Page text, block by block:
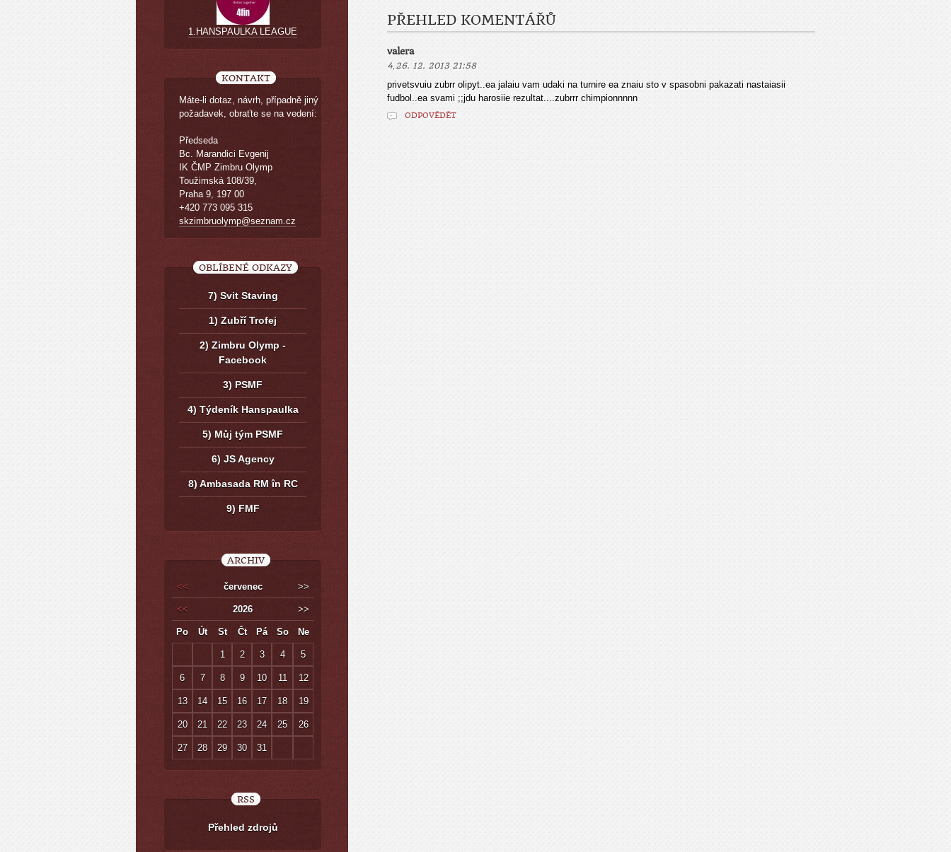
PŘEHLED KOMENTÁŘŮ
valera
4, 26. 12. 2013 21:58
privetsvuiu zubrr olipyt..ea jalaiu vam udaki na turnire ea znaiu sto v spasobni pakazati nastaiasii
fudbol..ea svami ;;jdu harosiie rezultat....zubrrr chimpionnnnn
ODPOVĚDĚT
1.HANSPAULKA LEAGUE
KONTAKT
Máte-li dotaz, návrh, případně jiný
požadavek, obraťte se na vedení:
Předseda
Bc. Marandici Evgenij
IK ČMP Zimbru Olymp
Toužimská 108/39,
Praha 9, 197 00
+420 773 095 315
skzimbruolymp@seznam.cz
OBLÍBENÉ ODKAZY
7) Svit Staving
1) Zubří Trofej
2) Zimbru Olymp -
Facebook
3) PSMF
4) Týdeník Hanspaulka
5) Můj tým PSMF
6) JS Agency
8) Ambasada RM în RC
9) FMF
ARCHIV
<< červenec >>
<< 2026 >>
Po Út St Čt Pá So Ne
1 2 3 4 5
6 7 8 9 10 11 12
13 14 15 16 17 18 19
20 21 22 23 24 25 26
27 28 29 30 31
RSS
Přehled zdrojů